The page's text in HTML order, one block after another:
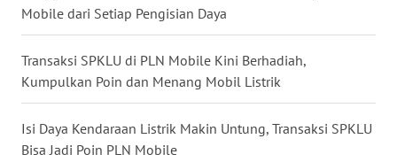
Mobile dari Setiap Pengisian Daya
Transaksi SPKLU di PLN Mobile Kini Berhadiah,
Kumpulkan Poin dan Menang Mobil Listrik
Isi Daya Kendaraan Listrik Makin Untung, Transaksi SPKLU
Bisa Jadi Poin PLN Mobile
WN
WN